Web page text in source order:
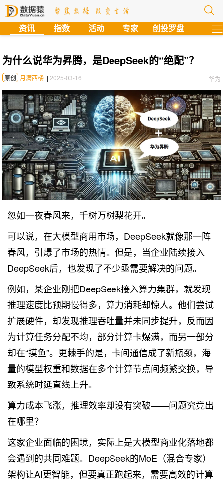
资讯 指数 活动 专家 创投罗盘
为什么说华为昇腾，是DeepSeek的“绝配”？
华为
原创 月满西楼 | 2025-03-16
忽如一夜春风来，千树万树梨花开。
可以说，在大模型商用市场，DeepSeek就像那一阵
春风，引爆了市场的热情。但是，当企业陆续接入
DeepSeek后，也发现了不少亟需要解决的问题。
例如，某企业刚把DeepSeek接入算力集群，就发现
推理速度比预期慢得多，算力消耗却惊人。他们尝试
扩展硬件，却发现推理吞吐量并未同步提升，反而因
为计算任务分配不均，部分计算卡爆满，而另一部分
却在“摸鱼”。更棘手的是，卡间通信成了新瓶颈，海
量的模型权重和数据在多个计算节点间频繁交换，导
致系统时延直线上升。
算力成本飞涨，推理效率却没有突破——问题究竟出
在哪里？
这家企业面临的困境，实际上是大模型商业化落地都
会遇到的共同难题。DeepSeek的MoE（混合专家）
架构让AI更智能，但要真正跑起来，需要高效的计算